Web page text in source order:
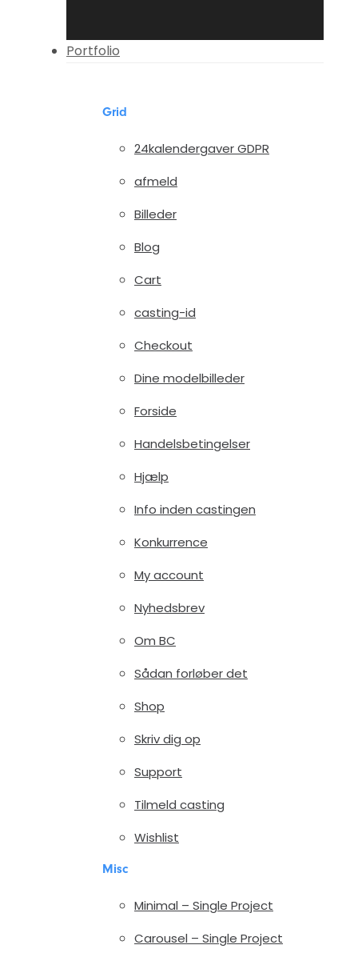
Portfolio
Grid
24kalendergaver GDPR
afmeld
Billeder
Blog
Cart
casting-id
Checkout
Dine modelbilleder
Forside
Handelsbetingelser
Hjælp
Info inden castingen
Konkurrence
My account
Nyhedsbrev
Om BC
Sådan forløber det
Shop
Skriv dig op
Support
Tilmeld casting
Wishlist
Misc
Minimal – Single Project
Carousel – Single Project